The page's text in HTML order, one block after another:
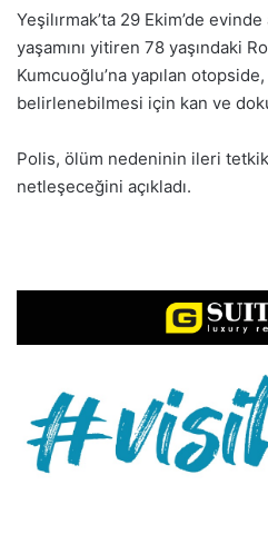
Yeşilırmak’ta 29 Ekim’de
yaşamını yitiren 78 yaşındaki
Kumcuoğlu’na yapılan
belirlenebilmesi için kan ve
Polis, ölüm nedeninin ileri
netleşeceğini açıkladı.